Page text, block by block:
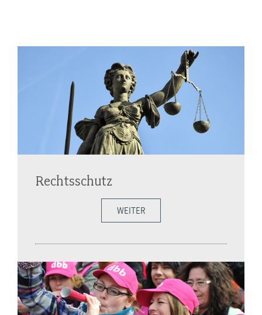
Rechtsschutz
WEITER